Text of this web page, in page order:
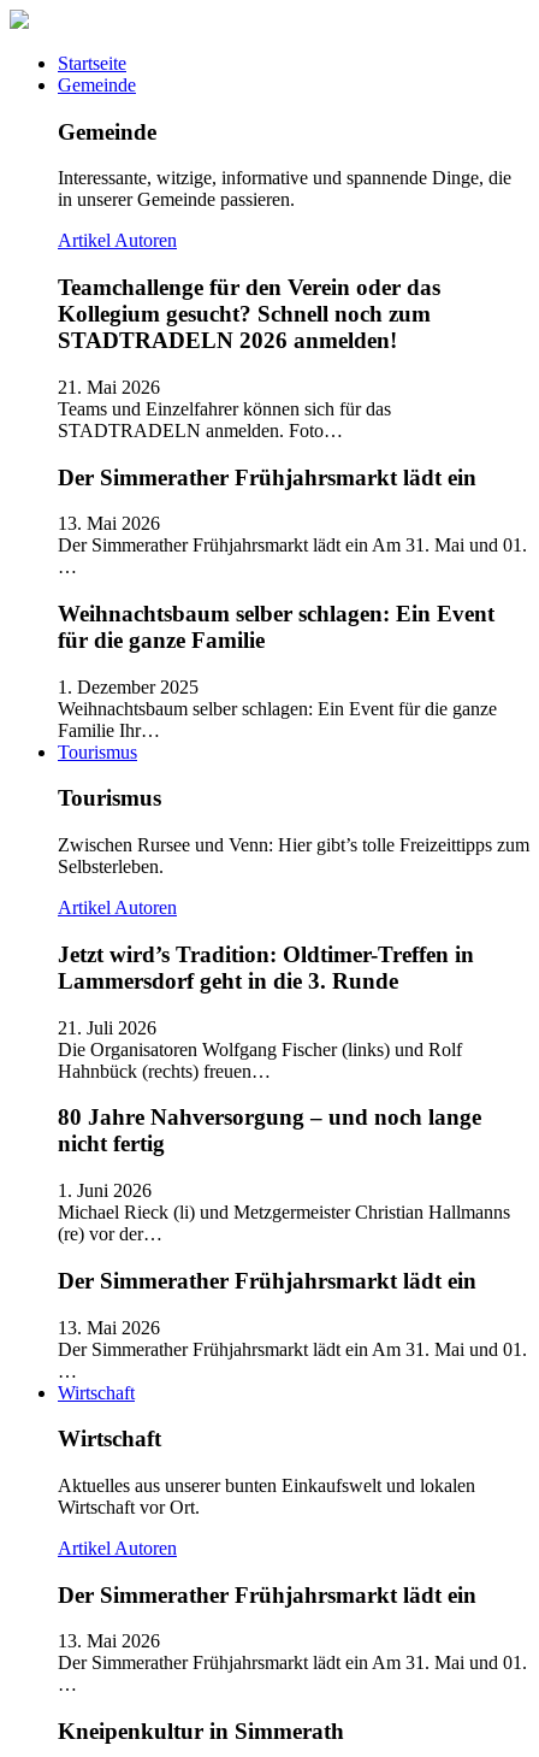
Startseite
Gemeinde
Gemeinde
Interessante, witzige, informative und spannende Dinge, die
in unserer Gemeinde passieren.
ArtikelAutoren
Teamchallenge für den Verein oder das
Kollegium gesucht? Schnell noch zum
STADTRADELN 2026 anmelden!
21. Mai 2026
Teams und Einzelfahrer können sich für das
STADTRADELN anmelden. Foto…
Der Simmerather Frühjahrsmarkt lädt ein
13. Mai 2026
Der Simmerather Frühjahrsmarkt lädt ein Am 31. Mai und 01.
…
Weihnachtsbaum selber schlagen: Ein Event
für die ganze Familie
1. Dezember 2025
Weihnachtsbaum selber schlagen: Ein Event für die ganze
Familie Ihr…
Tourismus
Tourismus
Zwischen Rursee und Venn: Hier gibt’s tolle Freizeittipps zum
Selbsterleben.
Artikel Autoren
Jetzt wird’s Tradition: Oldtimer-Treffen in
Lammersdorf geht in die 3. Runde
21. Juli 2026
Die Organisatoren Wolfgang Fischer (links) und Rolf
Hahnbück (rechts) freuen…
80 Jahre Nahversorgung – und noch lange
nicht fertig
1. Juni 2026
Michael Rieck (li) und Metzgermeister Christian Hallmanns
(re) vor der…
Der Simmerather Frühjahrsmarkt lädt ein
13. Mai 2026
Der Simmerather Frühjahrsmarkt lädt ein Am 31. Mai und 01.
…
Wirtschaft
Wirtschaft
Aktuelles aus unserer bunten Einkaufswelt und lokalen
Wirtschaft vor Ort.
Artikel Autoren
Der Simmerather Frühjahrsmarkt lädt ein
13. Mai 2026
Der Simmerather Frühjahrsmarkt lädt ein Am 31. Mai und 01.
…
Kneipenkultur in Simmerath